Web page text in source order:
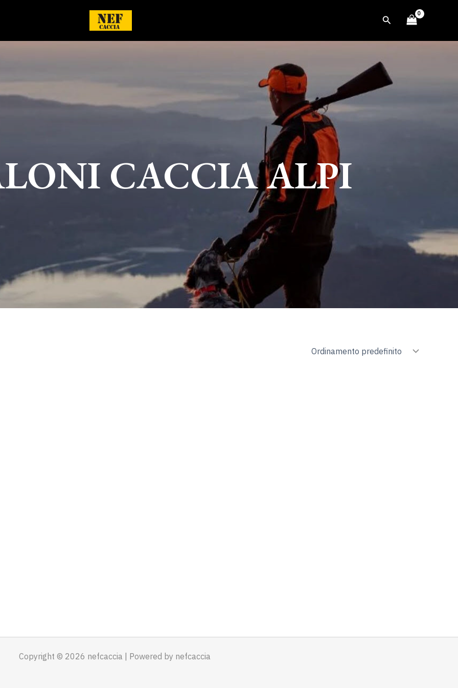
Cerca
CACCIA ALPI
Copyright © 2026 nefcaccia | Powered by nefcaccia